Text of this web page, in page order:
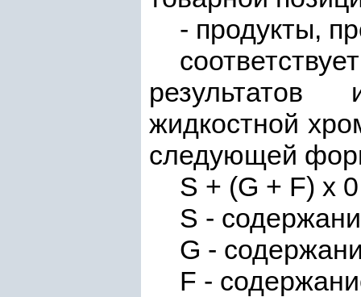
- продукты,
результатов
жидкостной
следующей
S + (G + F) x
S -
G -
F -